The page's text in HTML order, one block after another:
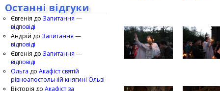
Останні відгуки
Євгенія до Запитання —
відповіді
Андрій до Запитання —
відповіді
Євгенія до Запитання —
відповіді
Ольга до Акафіст святій
рівноапостольній княгині Ользі
Вікторія до Акафіст за